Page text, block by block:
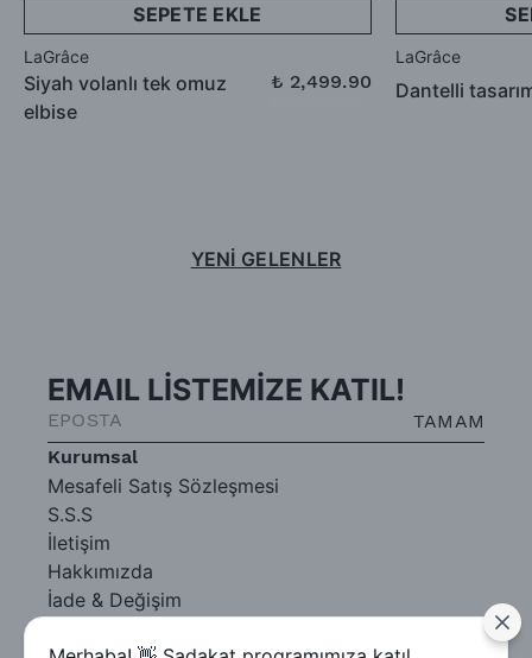
SEPETE EKLE
LaGrâce
Siyah volanlı tek omuz
elbise
₺ 2,499.90
LaGrâce
Dantelli
YENİ GELENLER
Kurumsal
Mesafeli Satış Sözleşmesi
S.S.S
İletişim
Hakkımızda
İade & Değişim
EMAIL LİSTEMİZE KATIL!
TAMAM